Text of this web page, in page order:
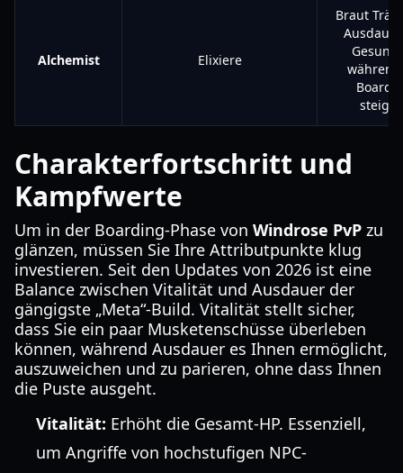
Alchemist Elixiere
Braut
Charakterfortschritt und
Kampfwerte
Um in der Boarding-Phase von Windrose PvP zu
glänzen, müssen Sie Ihre Attributpunkte klug
investieren. Seit den Updates von 2026 ist eine
Balance zwischen Vitalität und Ausdauer der
gängigste „Meta“-Build. Vitalität stellt sicher,
dass Sie ein paar Musketenschüsse überleben
können, während Ausdauer es Ihnen ermöglicht,
auszuweichen und zu parieren, ohne dass Ihnen
die Puste ausgeht.
Vitalität: Erhöht die Gesamt-HP. Essenziell,
um Angriffe von hochstufigen NPC-